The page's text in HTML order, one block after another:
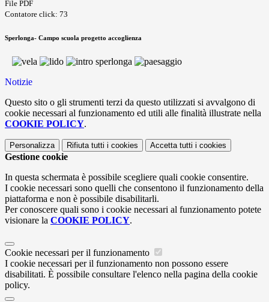
File PDF
Contatore click: 73
Sperlonga- Campo scuola progetto accoglienza
Notizie
Questo sito o gli strumenti terzi da questo utilizzati si avvalgono di
cookie necessari al funzionamento ed utili alle finalità illustrate nella
COOKIE POLICY.
Personalizza Rifiuta tutti i cookies Accetta tutti i cookies
Gestione cookie
In questa schermata è possibile scegliere quali cookie consentire.
I cookie necessari sono quelli che consentono il funzionamento della
piattaforma e non è possibile disabilitarli.
Per conoscere quali sono i cookie necessari al funzionamento potete
visionare la COOKIE POLICY.
Cookie necessari per il funzionamento
I cookie necessari per il funzionamento non possono essere
disabilitati. È possibile consultare l'elenco nella pagina della cookie
policy.